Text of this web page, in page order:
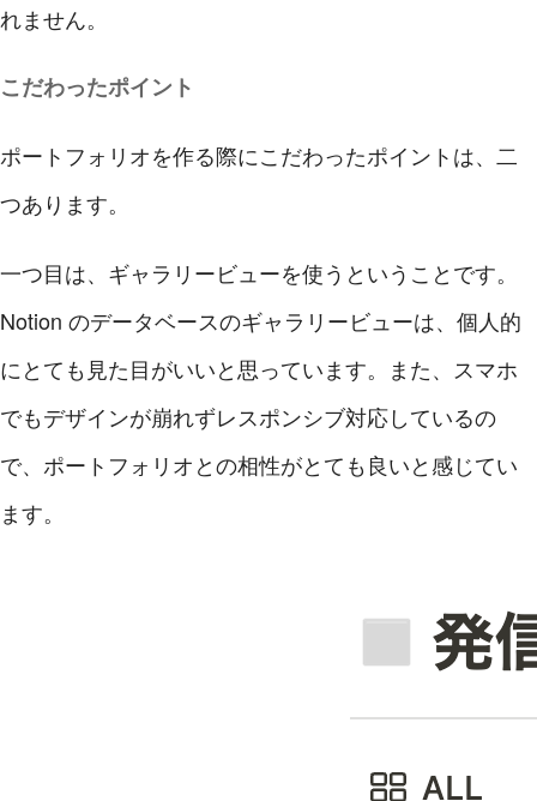
れません。
こだわったポイント
ポートフォリオを作る際にこだわったポイントは、二
つあります。
一つ目は、ギャラリービューを使うということです。
Notion のデータベースのギャラリービューは、個人的
にとても見た目がいいと思っています。また、スマホ
でもデザインが崩れずレスポンシブ対応しているの
で、ポートフォリオとの相性がとても良いと感じてい
ます。